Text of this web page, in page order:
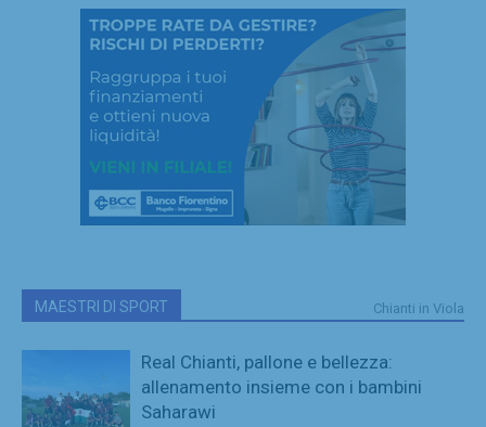
MAESTRI DI SPORT Chianti in Viola
Real Chianti, pallone e bellezza:
allenamento insieme con i bambini
Saharawi